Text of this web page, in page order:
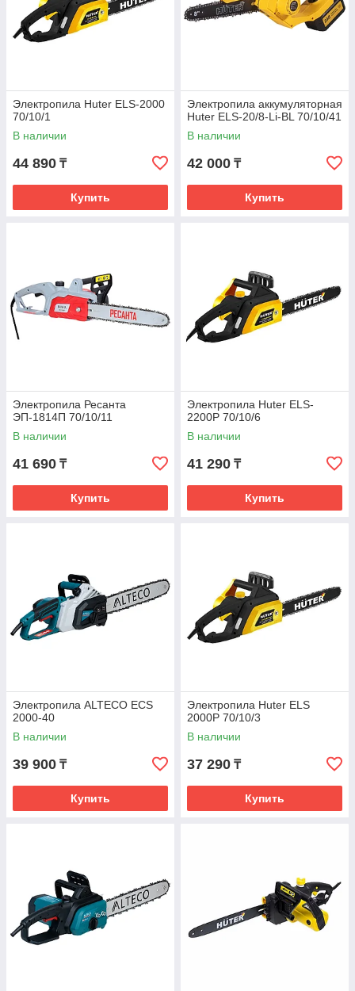
Электропила Huter ELS-2000
70/10/1
В наличии
44 890 ₸
Купить
Электропила аккумуляторная
Huter ELS-20/8-Li-BL 70/10/41
В наличии
42 000 ₸
Купить
Электропила Ресанта
ЭП-1814П 70/10/11
В наличии
41 690 ₸
Купить
Электропила Huter ELS-
2200P 70/10/6
В наличии
41 290 ₸
Купить
Электропила ALTECO ECS
2000-40
В наличии
39 900 ₸
Купить
Электропила Huter ELS
2000P 70/10/3
В наличии
37 290 ₸
Купить